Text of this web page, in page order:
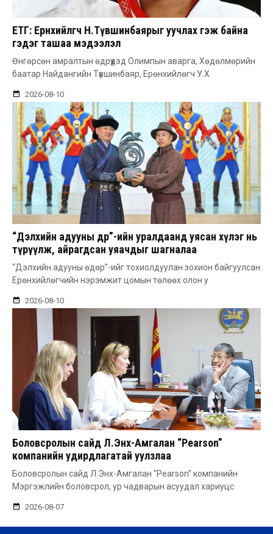
ЕТГ: Ерөнхийлөгч Н.Түвшинбаярыг уучлах гэж байна
гэдэг ташаа мэдээлэл
Өнгөрсөн амралтын өдрүүдэд Олимпын аварга, Хөдөлмөрийн
баатар Найдангийн Түвшинбаяр, Ерөнхийлөгч У.Х
2026-08-10
“Дэлхийн адууны өдөр”-ийн уралдаанд уясан хүлэг нь
түрүүлж, айрагдсан уяачдыг шагналаа
“Дэлхийн адууны өдөр”-ийг тохиолдуулан зохион байгуулсан
Ерөнхийлөгчийн нэрэмжит цомын төлөөх олон у
2026-08-10
Боловсролын сайд Л.Энх-Амгалан “Pearson”
компанийн удирдлагатай уулзлаа
Боловсролын сайд Л.Энх-Амгалан "Pearson" компанийн
Мэргэжлийн боловсрол, ур чадварын асуудал хариуцс
2026-08-07